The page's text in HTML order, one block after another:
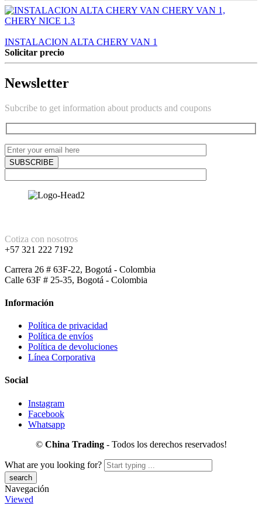
INSTALACION ALTA CHERY VAN 1
Solicitar precio
Newsletter
Subcribe to get information about products and coupons
Cotiza con nosotros
+57 321 222 7192
Carrera 26 # 63F-22, Bogotá - Colombia
Calle 63F # 25-35, Bogotá - Colombia
Información
Política de privacidad
Política de envíos
Política de devoluciones
Línea Corporativa
Social
Instagram
Facebook
Whatsapp
© China Trading - Todos los derechos reservados!
What are you looking for?
Navegación
Viewed